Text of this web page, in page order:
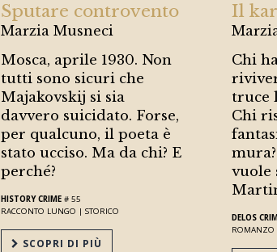
Sputare controvento
Marzia Musneci
Mosca, aprile 1930. Non
tutti sono sicuri che
Majakovskij si sia
davvero suicidato. Forse,
per qualcuno, il poeta è
stato ucciso. Ma da chi? E
perché?
HISTORY CRIME # 55
RACCONTO LUNGO | STORICO
SCOPRI DI PIÙ
Il
Chi
truce
Chi
vuole
DELOS
ROMANZO